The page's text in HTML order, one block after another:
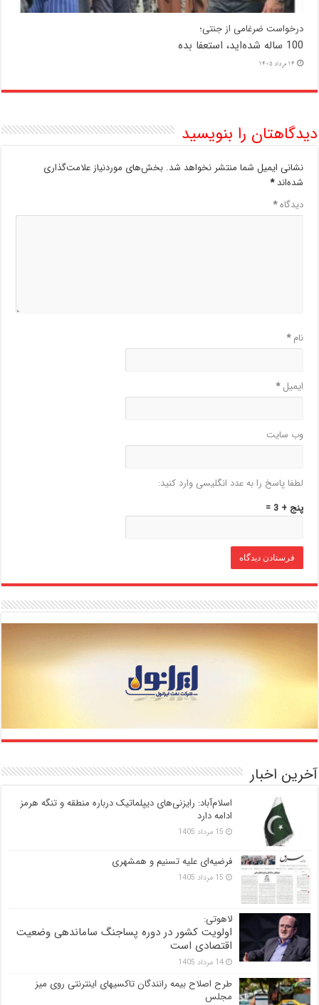
درخواست ضرغامی از جنتی؛
100 ساله شده‌اید، استعفا بده
14 مرداد 1405
دیدگاهتان را بنویسید
نشانی ایمیل شما منتشر نخواهد شد. بخش‌های موردنیاز علامت‌گذاری
شده‌اند*
دیدگاه*
نام*
ایمیل*
وب‌ سایت
لطفا پاسخ را به عدد انگلیسی وارد کنید:
پنج + 3 =
آخرین اخبار
اسلام‌آباد: رایزنی‌های دیپلماتیک درباره منطقه و تنگه هرمز
ادامه دارد
15 مرداد 1405
فرضیه‌ای علیه تسنیم و همشهری
15 مرداد 1405
لاهوتی:
اولویت کشور در دوره پساجنگ ساماندهی وضعیت
اقتصادی است
14 مرداد 1405
طرح اصلاح بیمه رانندگان تاکسیهای اینترنتی روی میز
مجلس